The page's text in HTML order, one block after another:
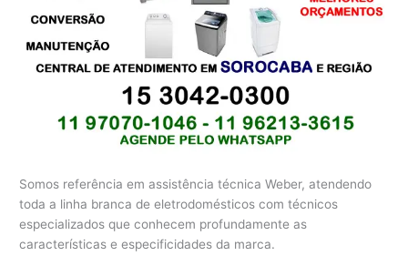
Somos referência em assistência técnica Weber, atendendo
toda a linha branca de eletrodomésticos com técnicos
especializados que conhecem profundamente as
características e especificidades da marca.